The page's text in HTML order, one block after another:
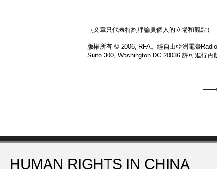
（文章只代表特約評論員個人的立場和觀點）
版權所有 © 2006, RFA。經自由亞洲電臺
Suite 300, Washington DC 20036 許可進行再
——
HUMAN RIGHTS IN CHINA